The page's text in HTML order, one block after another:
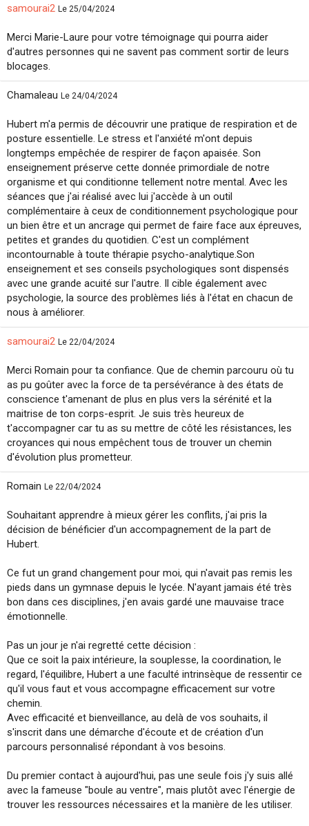
samourai2 Le 25/04/2024
Merci Marie-Laure pour votre témoignage qui pourra aider
d'autres personnes qui ne savent pas comment sortir de leurs
blocages.
Chamaleau Le 24/04/2024
Hubert m'a permis de découvrir une pratique de respiration et de
posture essentielle. Le stress et l'anxiété m'ont depuis
longtemps empêchée de respirer de façon apaisée. Son
enseignement préserve cette donnée primordiale de notre
organisme et qui conditionne tellement notre mental. Avec les
séances que j'ai réalisé avec lui j'accède à un outil
complémentaire à ceux de conditionnement psychologique pour
un bien être et un ancrage qui permet de faire face aux épreuves,
petites et grandes du quotidien. C'est un complément
incontournable à toute thérapie psycho-analytique.Son
enseignement et ses conseils psychologiques sont dispensés
avec une grande acuité sur l'autre. Il cible également avec
psychologie, la source des problèmes liés à l'état en chacun de
nous à améliorer.
samourai2 Le 22/04/2024
Merci Romain pour ta confiance. Que de chemin parcouru où tu
as pu goûter avec la force de ta persévérance à des états de
conscience t'amenant de plus en plus vers la sérénité et la
maitrise de ton corps-esprit. Je suis très heureux de
t'accompagner car tu as su mettre de côté les résistances, les
croyances qui nous empêchent tous de trouver un chemin
d'évolution plus prometteur.
Romain Le 22/04/2024
Souhaitant apprendre à mieux gérer les conflits, j'ai pris la
décision de bénéficier d'un accompagnement de la part de
Hubert.
Ce fut un grand changement pour moi, qui n'avait pas remis les
pieds dans un gymnase depuis le lycée. N'ayant jamais été très
bon dans ces disciplines, j'en avais gardé une mauvaise trace
émotionnelle.
Pas un jour je n'ai regretté cette décision :
Que ce soit la paix intérieure, la souplesse, la coordination, le
regard, l'équilibre, Hubert a une faculté intrinsèque de ressentir ce
qu'il vous faut et vous accompagne efficacement sur votre
chemin.
Avec efficacité et bienveillance, au delà de vos souhaits, il
s'inscrit dans une démarche d'écoute et de création d'un
parcours personnalisé répondant à vos besoins.
Du premier contact à aujourd'hui, pas une seule fois j'y suis allé
avec la fameuse "boule au ventre", mais plutôt avec l'énergie de
trouver les ressources nécessaires et la manière de les utiliser.